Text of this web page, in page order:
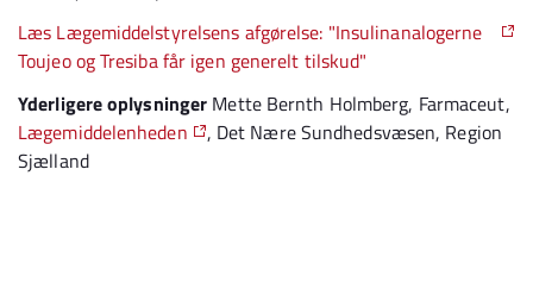
Læs Lægemiddelstyrelsens afgørelse: "Insulinanalogerne
Toujeo og Tresiba får igen generelt tilskud"
Yderligere oplysninger Mette Bernth Holmberg, Farmaceut,
Lægemiddelenheden
, Det Nære Sundhedsvæsen, Region
Sjælland